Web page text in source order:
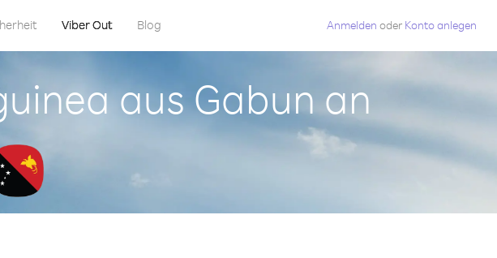
Viber Out Blog Anmelden oder Konto anlegen
aus Gabun an